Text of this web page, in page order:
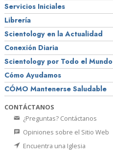
Servicios Iniciales
Librería
Scientology en la Actualidad
Conexión Diaria
Scientology por Todo el Mundo
Cómo Ayudamos
CÓMO Mantenerse Saludable
CONTÁCTANOS
¿Preguntas? Contáctanos
Opiniones sobre el Sitio Web
Encuentra una Iglesia